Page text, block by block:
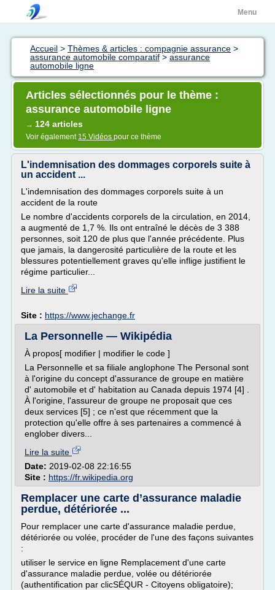
Menu
Accueil > Thèmes & articles : compagnie assurance >
assurance automobile comparatif > assurance
automobile ligne
Articles sélectionnés pour le thème :
assurance automobile ligne
→ 124 articles
Voir également 15 Vidéos pour ce thème
L'indemnisation des dommages corporels suite à
un accident ...
L'indemnisation des dommages corporels suite à un
accident de la route
Le nombre d'accidents corporels de la circulation, en 2014,
a augmenté de 1,7 %. Ils ont entraîné le décès de 3 388
personnes, soit 120 de plus que l'année précédente. Plus
que jamais, la dangerosité particulière de la route et les
blessures potentiellement graves qu'elle inflige justifient le
régime particulier...
Lire la suite
Site : https://www.jechange.fr
La Personnelle — Wikipédia
À propos[ modifier | modifier le code ]
La Personnelle et sa filiale anglophone The Personal sont
à l'origine du concept d'assurance de groupe en matière
d' automobile et d' habitation au Canada depuis 1974 [4] .
À l'origine, l'assureur de groupe ne proposait que ces
deux services [5] ; ce n'est que récemment que la
protection qu'elle offre à ses partenaires a commencé à
englober divers...
Lire la suite
Date: 2019-02-08 22:16:55
Site : https://fr.wikipedia.org
Remplacer une carte d’assurance maladie
perdue, détériorée ...
Pour remplacer une carte d'assurance maladie perdue,
détériorée ou volée, procéder de l'une des façons suivantes
:
utiliser le service en ligne Remplacement d'une carte
d'assurance maladie perdue, volée ou détériorée
(authentification par clicSÉQUR - Citoyens obligatoire);